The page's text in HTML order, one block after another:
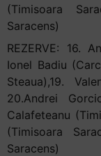
(Timisoara
Saracens)
REZERVE: 16.
Ionel Badiu
Steaua),19.
20.Andrei
Calafeteanu
(Timisoara
Saracens)